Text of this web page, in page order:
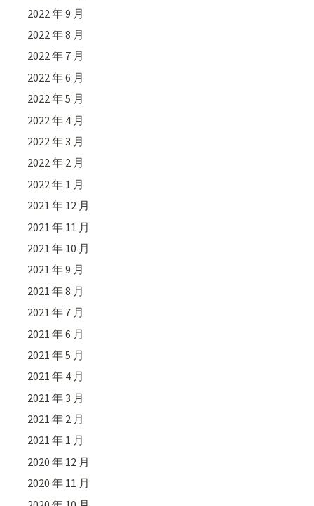
2022 年 9 月
2022 年 8 月
2022 年 7 月
2022 年 6 月
2022 年 5 月
2022 年 4 月
2022 年 3 月
2022 年 2 月
2022 年 1 月
2021 年 12 月
2021 年 11 月
2021 年 10 月
2021 年 9 月
2021 年 8 月
2021 年 7 月
2021 年 6 月
2021 年 5 月
2021 年 4 月
2021 年 3 月
2021 年 2 月
2021 年 1 月
2020 年 12 月
2020 年 11 月